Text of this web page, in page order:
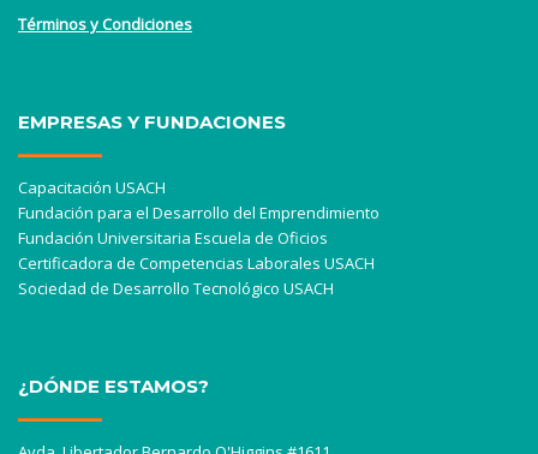
Términos y Condiciones
EMPRESAS Y FUNDACIONES
Capacitación USACH
Fundación para el Desarrollo del Emprendimiento
Fundación Universitaria Escuela de Oficios
Certificadora de Competencias Laborales USACH
Sociedad de Desarrollo Tecnológico USACH
¿DÓNDE ESTAMOS?